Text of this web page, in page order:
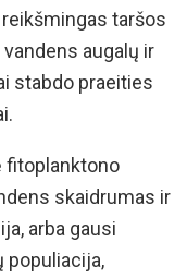
taršos
augalų ir
stabdo praeities
fitoplanktono
skaidrumas ir
arba gausi
populiacija,